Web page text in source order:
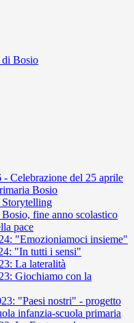
di Bosio
- Celebrazione del 25 aprile
Bosio
fine anno scolastico
pace
"Emozioniamoci insieme"
"In tutti i sensi"
La lateralità
Giochiamo con la
"Paesi nostri" - progetto
infanzia-scuola primaria